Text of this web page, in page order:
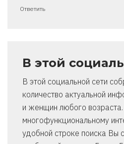
Ответить
В этой
В этой социальной сети
количество актуальной
и женщин любого
многофункциональному
удобной строке поиска Вы